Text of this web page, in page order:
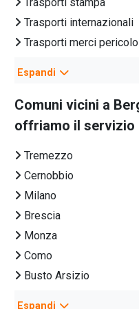
Trasporti internazionali
Trasporti merci
Trasporti nazionali
Trasporti ecologici
Trasporti eccezionali
Trasporti autoveicoli
Spedizionieri marittimi
Spedizionieri doganali
Corrieri espresso
Spedizionieri
Trasporti groupage
Trasporti collettame
Trasporto bancali
Espandi
Comuni vicini a
offriamo il servizio
Tremezzo
Cernobbio
Milano
Brescia
Monza
Como
Busto Arsizio
Espandi